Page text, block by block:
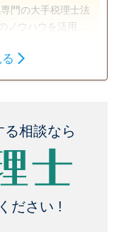
ノウハウを活用し
んだけ
い合わせいただけ
できたけど、土地
・・・。 この
しますので、気軽
義変更）
相談無料
務所面談可
る相談なら
ださい !